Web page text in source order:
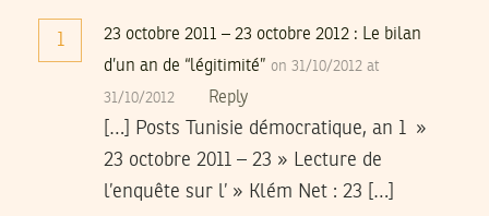
1
23 octobre 2011 – 23 octobre 2012 : Le bilan
d’un an de “légitimité” on 31/10/2012 at
31/10/2012 Reply
[…] Posts Tunisie démocratique, an 1 »
23 octobre 2011 – 23 » Lecture de
l’enquête sur l’ » Klém Net : 23 […]